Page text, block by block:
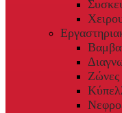
Ζώνες